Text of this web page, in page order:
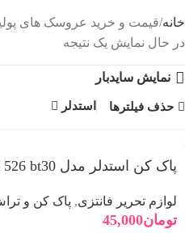
خانه قیمت و خرید عروسک های
در حال نمایش یک نتیجه
نمایش سایدبار
حذف فیلترها استدلر
پاک کن استدلر مدل Rasoplast Combi 526 bt30
لوازم تحریر فانتزی, پاک کن و
تومان45,000